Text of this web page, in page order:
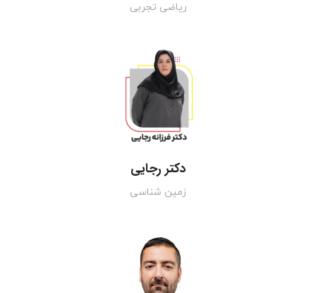
ریاضی تجربی
دکتر رجایی
زمین شناسی